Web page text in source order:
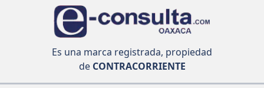
Es una marca registrada, propiedad
deCONTRACORRIENTE